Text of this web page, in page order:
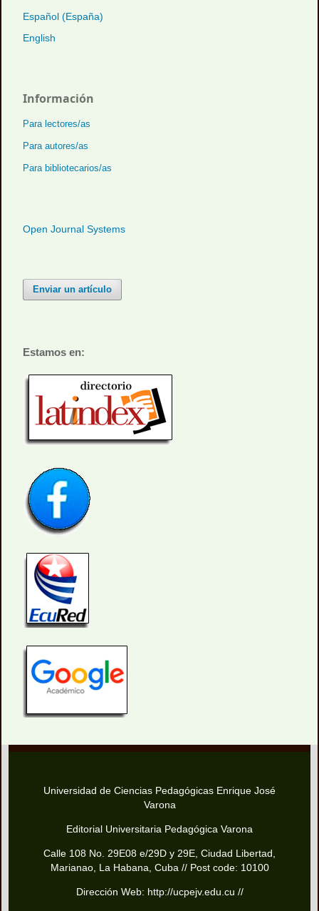
Español (España)
English
Información
Para lectores/as
Para autores/as
Para bibliotecarios/as
Open Journal Systems
Enviar un artículo
Estamos en:
Universidad de Ciencias Pedagógicas Enrique José
Varona
Editorial Universitaria Pedagógica Varona
Calle 108 No. 29E08 e/29D y 29E, Ciudad Libertad,
Marianao, La Habana, Cuba // Post code: 10100
Dirección Web: http://ucpejv.edu.cu //